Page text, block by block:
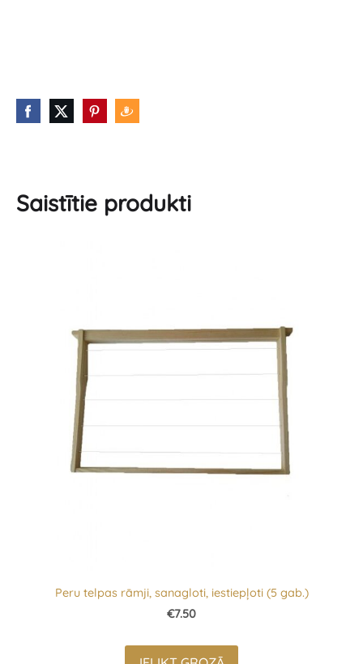
Saistītie produkti
Peru telpas rāmji, sanagloti, iestiepļoti (5 gab.)
€7.50